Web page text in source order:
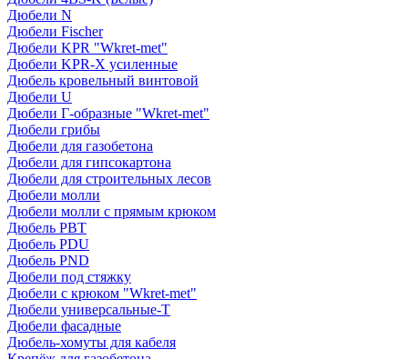
Дюбели N
Дюбели Fischer
Дюбели KPR "Wkret-met"
Дюбели KPR-Х усиленные
Дюбель кровельный винтовой
Дюбели U
Дюбели Г-образные "Wkret-met"
Дюбели грибы
Дюбели для газобетона
Дюбели для гипсокартона
Дюбели для строительных лесов
Дюбели молли
Дюбели молли с прямым крюком
Дюбель PBT
Дюбель PDU
Дюбель PND
Дюбели под стяжку
Дюбели с крюком "Wkret-met"
Дюбели универсальные-Т
Дюбели фасадные
Дюбель-хомуты для кабеля